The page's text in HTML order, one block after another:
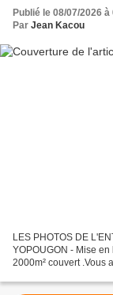
Publié le 08/07/2026 à
Par Jean Kacou
LES PHOTOS DE
YOPOUGON - Mise
2000m² couvert .Vous